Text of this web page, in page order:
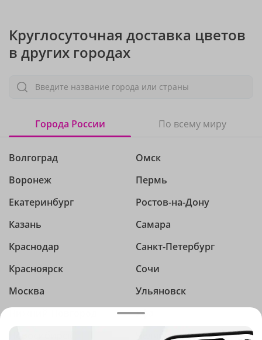
Круглосуточная доставка цветов
в других городах
Введите название города или страны
Города России По всему миру
Волгоград
Воронеж
Екатеринбург
Казань
Краснодар
Красноярск
Москва
Омск
Пермь
Ростов-на-Дону
Самара
Санкт-Петербург
Сочи
Ульяновск
Уфа
Челябинск